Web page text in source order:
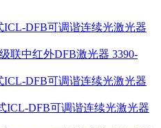
ICL-DFB可调谐连续光激光器
联中红外DFB激光器 3390-
ICL-DFB可调谐连续光激光器
ICL-DFB可调谐连续光激光器